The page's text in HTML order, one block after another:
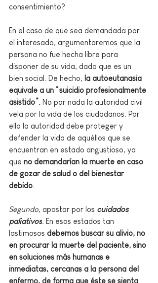
consentimiento?
En el caso de que sea demandada por
el interesado, argumentaremos que la
persona no fue hecha libre para
disponer de su vida, dado que es un
bien social. De hecho, la autoeutanasia
equivale a un “suicidio profesionalmente
asistido”. No por nada la autoridad civil
vela por la vida de los ciudadanos. Por
ello la autoridad debe proteger y
defender la vida de aquéllos que se
encuentran en estado angustioso, ya
que no demandarían la muerte en caso
de gozar de salud o del bienestar
debido
Segundo, apostar por los cuidados
paliativos . En esos estados tan
lastimosos debemos buscar su alivio, no
en procurar la muerte del paciente, sino
en soluciones más humanas e
inmediatas, cercanas a la persona del
enfermo, de forma que éste se sienta